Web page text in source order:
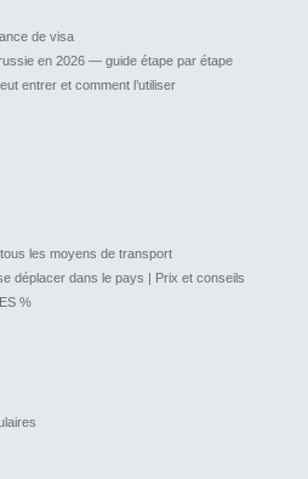
de visa
en 2026 — guide étape par étape
entrer et comment l’utiliser
les moyens de transport
déplacer dans le pays | Prix et conseils
%